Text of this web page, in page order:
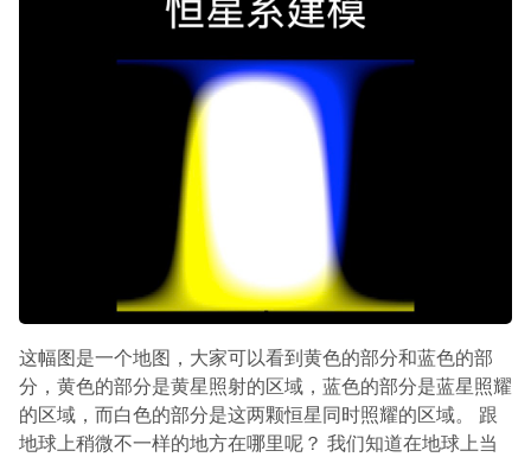
这幅图是一个地图，大家可以看到黄色的部分和蓝色的部
分，黄色的部分是黄星照射的区域，蓝色的部分是蓝星照耀
的区域，而白色的部分是这两颗恒星同时照耀的区域。 跟
地球上稍微不一样的地方在哪里呢？ 我们知道在地球上当